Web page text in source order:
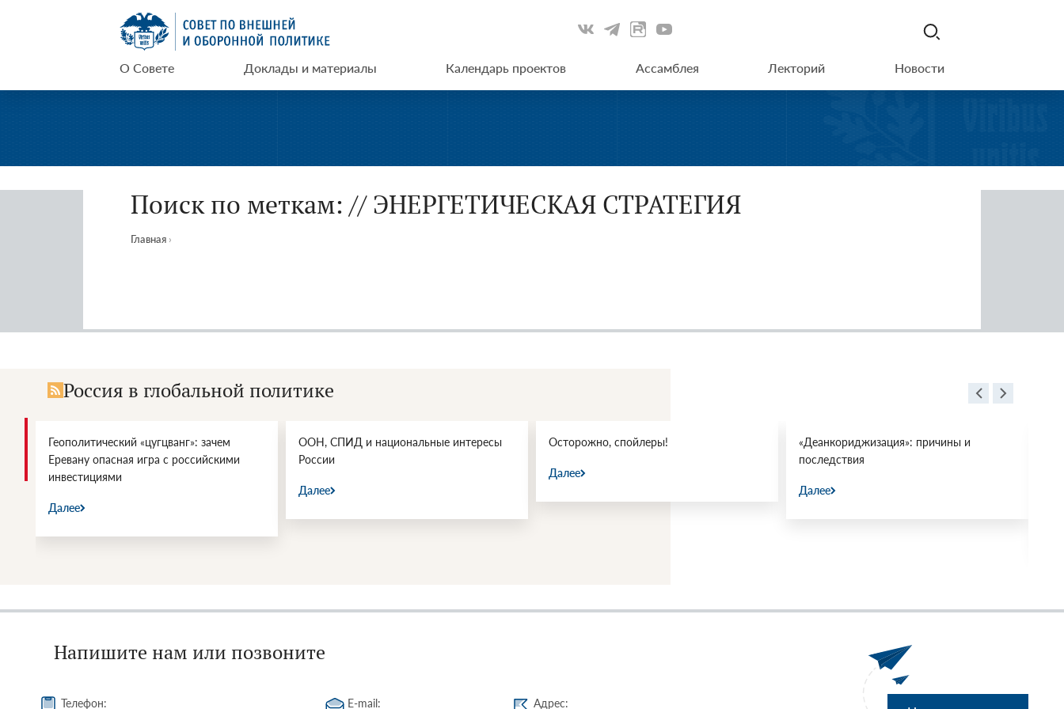
СВОП
О Совете Доклады и материалы Календарь проектов Ассамблея Лекторий Новости
Поиск по меткам: // ЭНЕРГЕТИЧЕСКАЯ СТРАТЕГИЯ
Главная ›
Россия в глобальной политике
Геополитический «цугцванг»: зачем
Еревану опасная игра с российскими
инвестициями
Далее
ООН, СПИД и национальные интересы
России
Далее
Осторожно, спойлеры!
Далее
«Деанкориджизация»: причины и
последствия
Далее
Напишите нам или позвоните
Телефон: E-mail: Адрес: